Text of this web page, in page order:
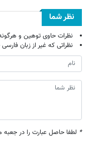
نظر شما
نظرات حاوی توهین و
نظراتی که غیر از زبان
* لطفا حاصل عبارت را در جعبه